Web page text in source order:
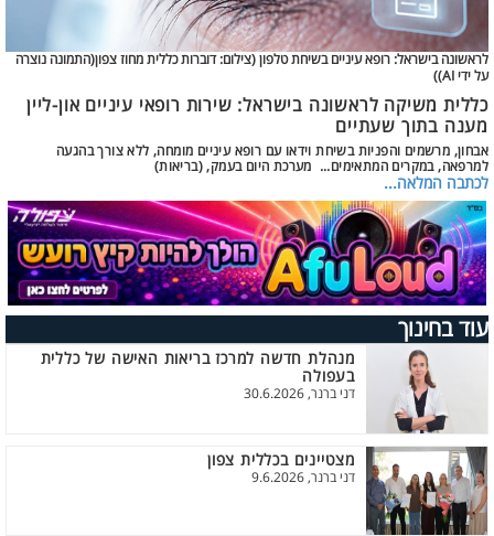
לראשונה בישראל: רופא עיניים בשיחת טלפון (צילום: דוברות כללית מחוז צפון(התמונה נוצרה
על ידי AI))
כללית משיקה לראשונה בישראל: שירות רופאי עיניים און-ליין
מענה בתוך שעתיים
אבחון, מרשמים והפניות בשיחת וידאו עם רופא עיניים מומחה, ללא צורך בהגעה
למרפאה, במקרים המתאימים... מערכת היום בעמק, (בריאות)
לכתבה המלאה...
עוד בחינוך
מנהלת חדשה למרכז בריאות האישה של כללית
בעפולה
דני ברנר, 30.6.2026
מצטיינים בכללית צפון
דני ברנר, 9.6.2026